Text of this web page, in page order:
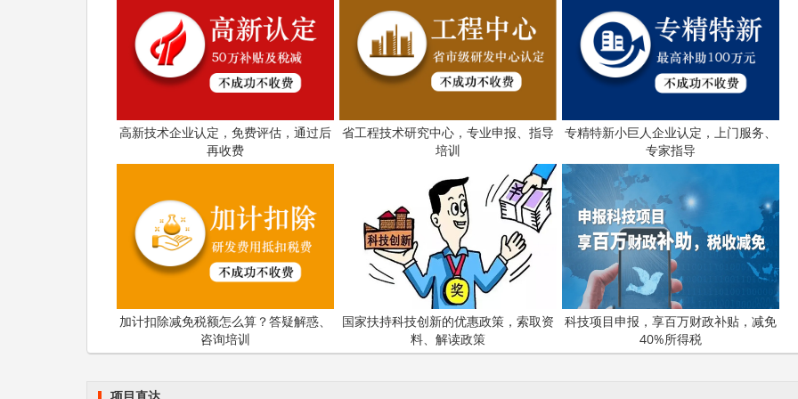
7.公益类工程中心申报单位近3年在申报领域的研发经费总额不少于500万元，近3年牵头承担本领域省级
及以上科研项目不少于1项，相关领域与省内企业开展的科研合作不少于2项。
8.因严重违法失信行为被司法、行政机关依法列入联合惩戒对象名单，或因科研诚信问题被列入市科技部
门限制范围的单位不得申报。
科泰集团(https://www.gdktzx.com/)成立17年来，致力于提供 高新技术企业认定、名优高新技术产品
定、省市工程中心认定、省市企业技术中心认定、省市工业设计中心认定、省市重点实验室认定、新型研发机
构认定、专精特新中小企业 、专精特新“小巨人”、制造业单项冠军、专利软著申请、研发费用加计扣除 、两化
融合贯标认证、科技型中小企业评价入库、创新创业大赛、专利奖、科学技术奖、科技成果评价
科技成果转
等服务。关注【科小泰】公众号，及时获取最新科技项目资讯！
高新技术企业认定，免费评估，通过后
再收费
省工程技术研究中心，专业申报、指导
培训
专精特新小巨人企业认定，上门服务、
专家指导
加计扣除减免税额怎么算？答疑解惑、
咨询培训
国家扶持科技创新的优惠政策，索取资
料、解读政策
科技项目申报，享百万财政补贴，减免
40%所得税